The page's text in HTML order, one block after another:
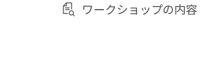
ワークショップの内容